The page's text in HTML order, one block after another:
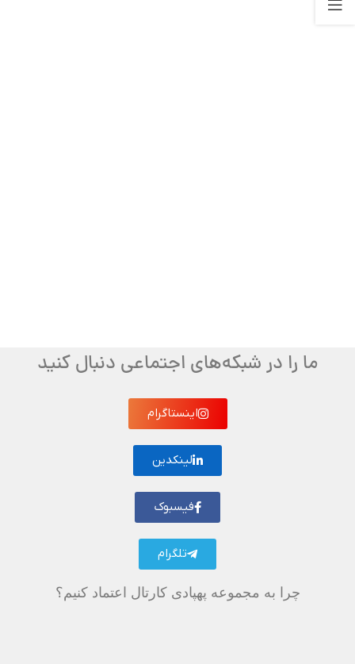
ما را در شبکه‌های اجتماعی دنبال کنید
اینستاگرام
لینکدین
فیسبوک
تلگرام
چرا به مجموعه پهپادی کارتال اعتماد کنیم؟